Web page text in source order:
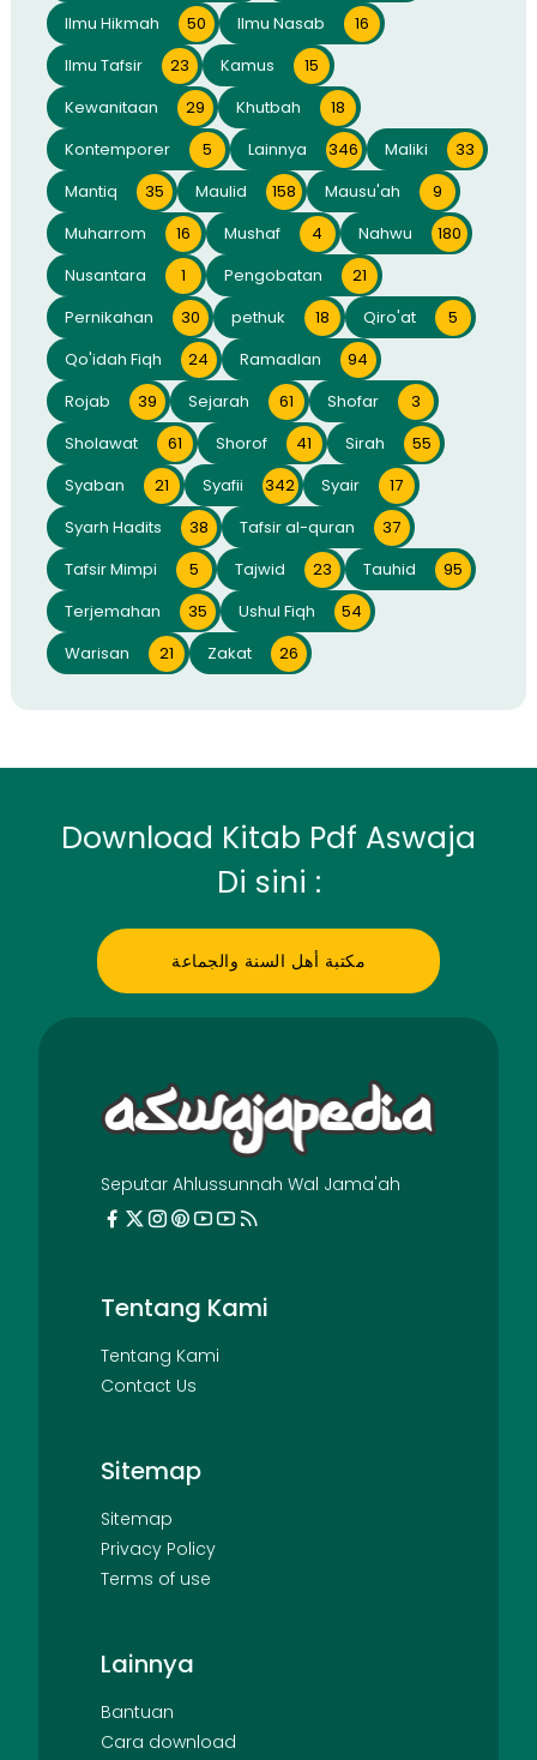
Ilmu Hikmah
50 Ilmu Nasab
16
Ilmu Tafsir
23 Kamus
15
Kewanitaan
29 Khutbah
18
Kontemporer
5 Lainnya 346 Maliki
33
Mantiq
35 Maulid 158 Mausu'ah
9
Muharrom
16 Mushaf 4 Nahwu
180
Nusantara
1 Pengobatan
21
Pernikahan
30 pethuk 18 Qiro'at
5
Qo'idah Fiqh
24 Ramadlan
94
Rojab
39 Sejarah 61 Shofar
3
Sholawat
61 Shorof 41 Sirah
55
Syaban
21 Syafii 342 Syair
17
Syarh Hadits
38 Tafsir al-quran
37
Tafsir Mimpi
5 Tajwid 23 Tauhid
95
Terjemahan
35 Ushul Fiqh
54
Warisan
21 Zakat 26
Download Kitab Pdf Aswaja
Di sini :
مكتبة أهل السنة والجماعة
Seputar Ahlussunnah Wal Jama'ah
Tentang Kami
Tentang Kami
Contact Us
Sitemap
Sitemap
Privacy Policy
Terms of use
Lainnya
Bantuan
Cara download